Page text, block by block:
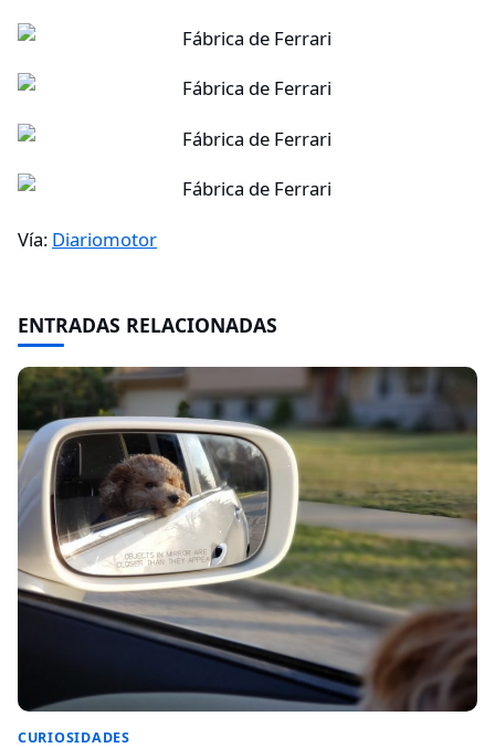
Vía: Diariomotor
ENTRADAS RELACIONADAS
CURIOSIDADES